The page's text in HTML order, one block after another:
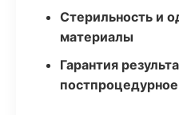
Стерильность и
материалы
Гарантия